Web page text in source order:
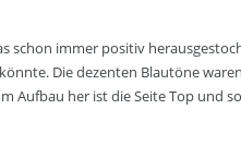
schon immer positiv
Die dezenten Blautöne
Aufbau her ist die Seite Top und